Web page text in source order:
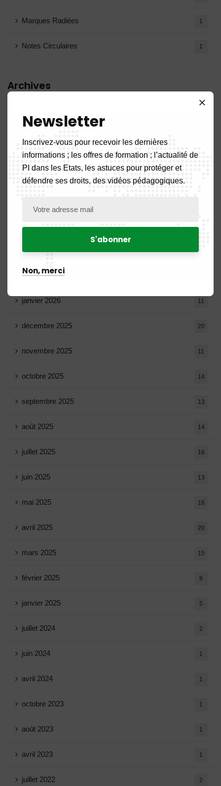
Marques Radiées 1
Notes Circulaires 1
Archives
août 2026
15
mars 2026 14
février 2026
janvier 2026 11
décembre 2025 20
novembre 2025 11
octobre 2025 14
septembre 2025 13
août 2025 14
juillet 2025 16
juin 2025 13
mai 2025 16
avril 2025 20
mars 2025 15
février 2025 8
janvier 2025 5
juillet 2024 2
juin 2024 1
avril 2024 1
octobre 2023 1
août 2023 1
avril 2023 1
juillet 2022 2
Newsletter
Inscrivez-vous pour recevoir les dernières
informations ; les offres de formation ; l’actualité de
PI dans les Etats, les astuces pour protéger et
défendre ses droits, des vidéos pédagogiques.
Non, merci